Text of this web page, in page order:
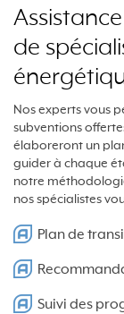
de
Nos experts vous
subventions
élaboreront un
guider à chaque
notre
nos spécialistes
Plan de
Suivi des